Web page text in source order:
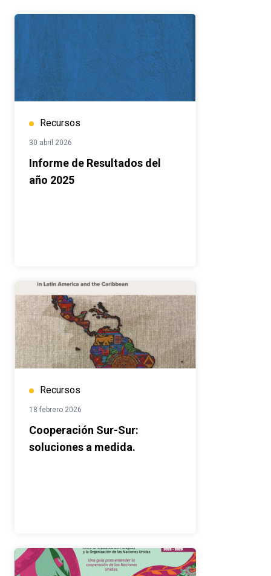
Recursos
30 abril 2026
Informe de Resultados del
año 2025
Recursos
18 febrero 2026
Cooperación Sur-Sur:
soluciones a medida.